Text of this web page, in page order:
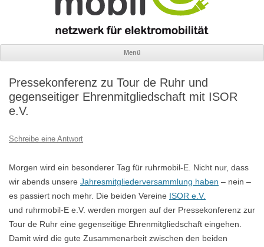
Menü
springen
Pressekonferenz zu Tour de Ruhr und
gegenseitiger Ehrenmitgliedschaft mit ISOR
e.V.
Schreibe eine Antwort
Morgen wird ein besonderer Tag für ruhrmobil-E. Nicht nur, dass
wir abends unsere Jahresmitgliederversammlung haben – nein –
es passiert noch mehr. Die beiden Vereine ISOR e.V.
und ruhrmobil-E e.V. werden morgen auf der Pressekonferenz zur
Tour de Ruhr eine gegenseitige Ehrenmitgliedschaft eingehen.
Damit wird die gute Zusammenarbeit zwischen den beiden